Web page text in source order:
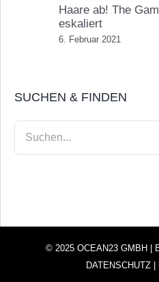
Haare ab! The
eskaliert
6. Februar 2021
SUCHEN & FINDEN
Suche
nach:
© 2025 OCEAN23 GMBH |
DATENSCHUTZ|